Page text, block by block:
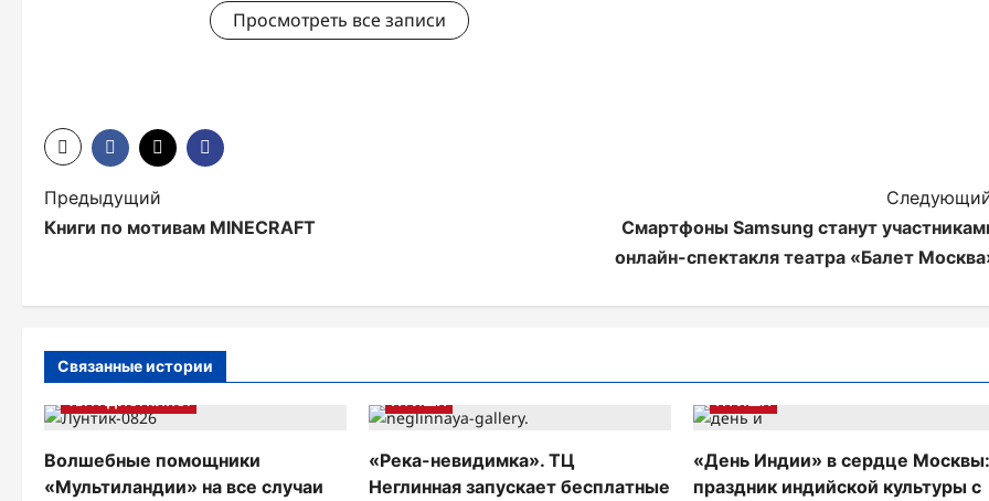
Просмотреть все записи
Н
а
г
а
и
Предыдущий
Книги по мотивам MINECRAFT
Смартфоны Samsung станут
онлайн-спектакля театра «Балет
Связанные истории
ТВ. РАДИО. КИНО.
Волшебные помощники
«Мультиландии» на все случаи
АФИША
«Река-невидимка». ТЦ
Неглинная запускает бесплатные
АФИША
«День Индии» в сердце
праздник индийской культуры с